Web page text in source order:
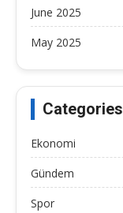
June 2025
May 2025
Categories
Ekonomi
Gündem
Spor